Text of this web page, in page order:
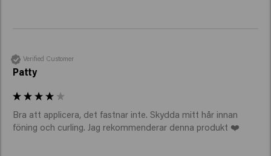
Verified Customer
Patty
Bra att applicera, det fastnar inte. Skydda mitt hår innan
föning och curling. Jag rekommenderar denna produkt ❤️